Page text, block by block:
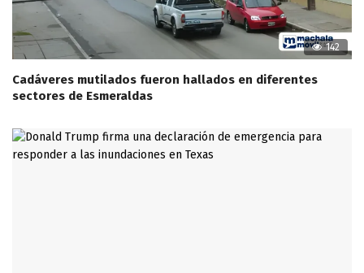
142
Cadáveres mutilados fueron hallados en diferentes
sectores de Esmeraldas